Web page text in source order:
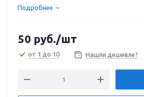
Подробнее
50 руб./шт
от 1 до 10 Нашли дешевле?